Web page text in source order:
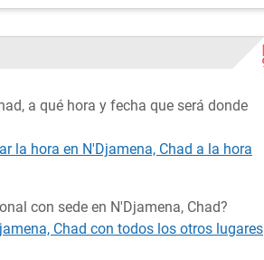
a qué hora y fecha que será donde
la hora en N'Djamena, Chad a la hora
con sede en N'Djamena, Chad?
Chad con todos los otros lugares